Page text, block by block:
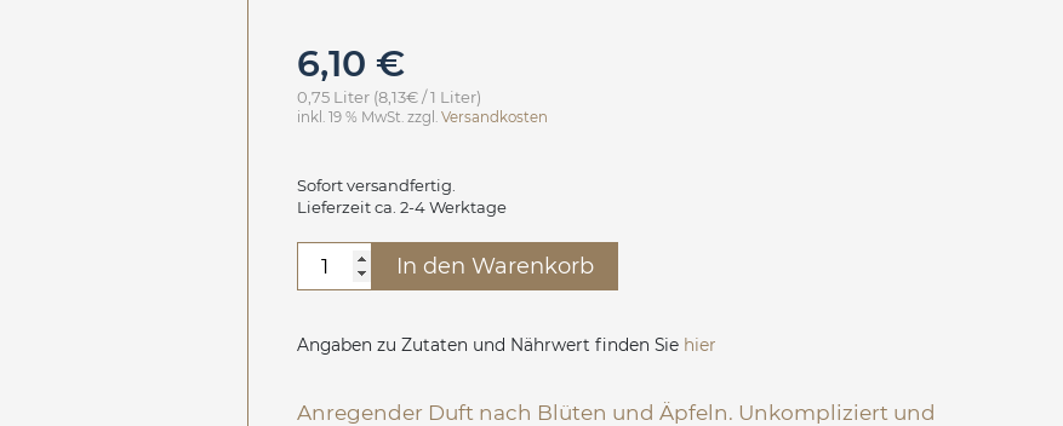
6,10 €
0,75 Liter (8,13€ / 1 Liter)
inkl. 19 % MwSt. zzgl. Versandkosten
Angaben zu Zutaten und Nährwert finden Sie hier
Sofort versandfertig.
Lieferzeit ca. 2-4 Werktage
Müller-
Thurgau
In den Warenkorb
Anregender Duft nach Blüten und Äpfeln. Unkompliziert und